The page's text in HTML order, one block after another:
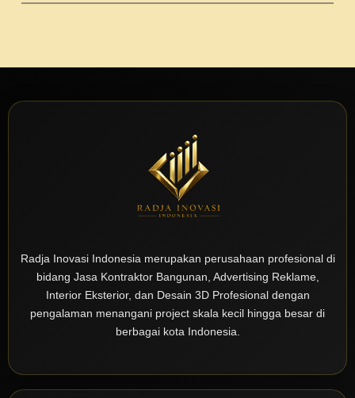
Radja Inovasi Indonesia merupakan perusahaan profesional di
bidang Jasa Kontraktor Bangunan, Advertising Reklame,
Interior Eksterior, dan Desain 3D Profesional dengan
pengalaman menangani project skala kecil hingga besar di
berbagai kota Indonesia.